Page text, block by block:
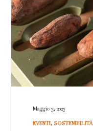
Maggio 3, 2023
EVENTI, SOSTENIBILITÀ